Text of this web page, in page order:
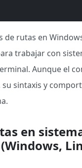
de rutas en
trabajar con
Aunque el
su sintaxis y
en